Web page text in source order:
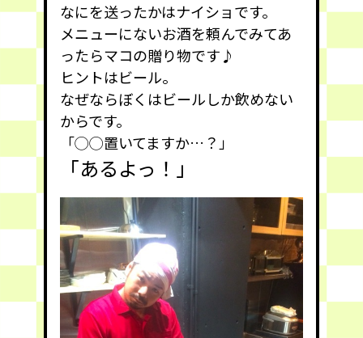
なにを送ったかはナイショです。
メニューにないお酒を頼んでみてあ
ったらマコの贈り物です♪
ヒントはビール。
なぜならぼくはビールしか飲めない
からです。
「◯◯置いてますか…？」
「あるよっ！」